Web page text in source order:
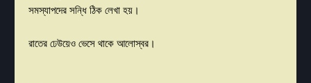
সমস্যাপদের সন্ধি ঠিক লেখা হয়।
রাতের ঢেউয়েও ভেসে থাকে আলোস্বর।